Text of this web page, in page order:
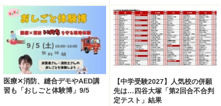
医療✕消防、縫合デモやAED講
習も「おしごと体験博」9/5
【中学受験2027】人気校の併願
先は…四谷大塚「第2回合不合判
定テスト」結果